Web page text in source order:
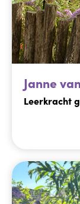
Janne
Leerkracht